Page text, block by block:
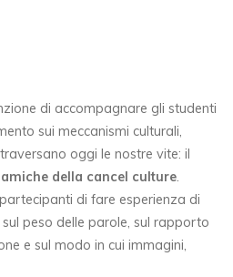
di accompagnare gli studenti
sui meccanismi culturali,
oggi le nostre vite: il
della cancel culture.
di fare esperienza di
peso delle parole, sul rapporto
e sul modo in cui immagini,